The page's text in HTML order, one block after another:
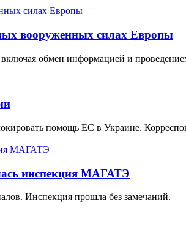
вооруженных силах Европы
обмен информацией и
помощь ЕС в Украине.
инспекция МАГАТЭ
Инспекция прошла без замечаний.